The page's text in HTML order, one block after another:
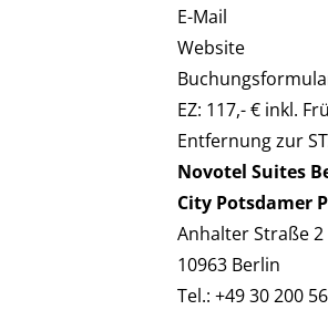
E-Mail
Website
EZ: 117,- € inkl.
Entfernung zur
Novotel Suites
City Potsdamer
Anhalter Straße 2
10963 Berlin
Tel.: +49 30 200